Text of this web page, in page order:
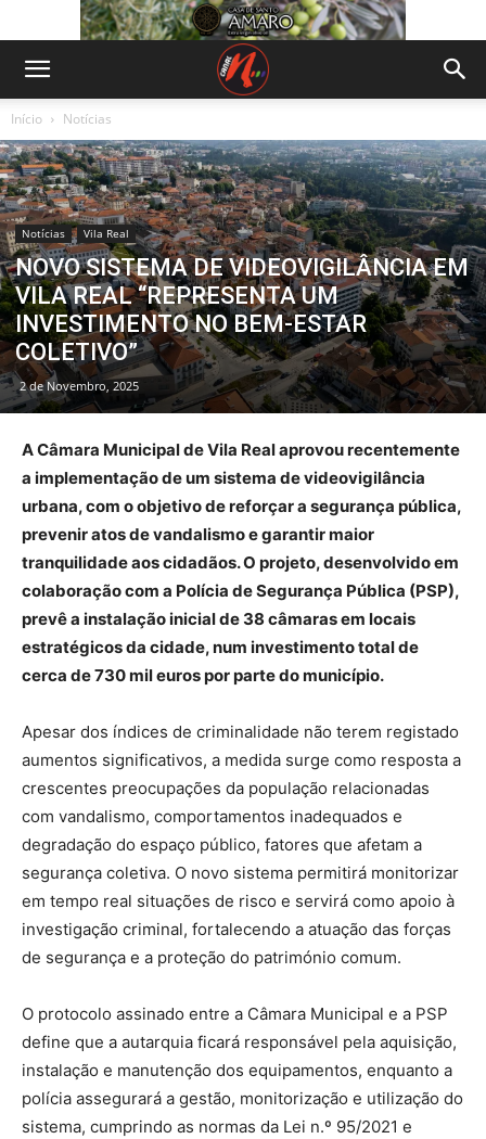
Início Notícias
Notícias Vila Real
NOVO SISTEMA DE VIDEOVIGILÂNCIA EM
VILA REAL “REPRESENTA UM
INVESTIMENTO NO BEM-ESTAR
COLETIVO”
2 de Novembro, 2025
A Câmara Municipal de Vila Real aprovou recentemente
a implementação de um sistema de videovigilância
urbana, com o objetivo de reforçar a segurança pública,
prevenir atos de vandalismo e garantir maior
tranquilidade aos cidadãos. O projeto, desenvolvido em
colaboração com a Polícia de Segurança Pública (PSP),
prevê a instalação inicial de 38 câmaras em locais
estratégicos da cidade, num investimento total de
cerca de 730 mil euros por parte do município.
Apesar dos índices de criminalidade não terem registado
aumentos significativos, a medida surge como resposta a
crescentes preocupações da população relacionadas
com vandalismo, comportamentos inadequados e
degradação do espaço público, fatores que afetam a
segurança coletiva. O novo sistema permitirá monitorizar
em tempo real situações de risco e servirá como apoio à
investigação criminal, fortalecendo a atuação das forças
de segurança e a proteção do património comum.
O protocolo assinado entre a Câmara Municipal e a PSP
define que a autarquia ficará responsável pela aquisição,
instalação e manutenção dos equipamentos, enquanto a
polícia assegurará a gestão, monitorização e utilização do
sistema, cumprindo as normas da Lei n.º 95/2021 e